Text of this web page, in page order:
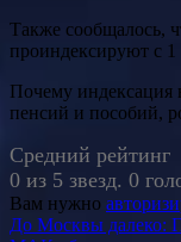
Также сообщалось,
проиндексируют с 1
Почему индексация
пенсий и пособий,
Средний рейтинг
0 из 5 звезд. 0
Вам нужно
Навигация
До Москвы далеко: